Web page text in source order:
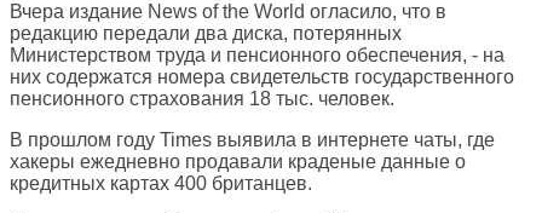
Вчера издание News of the World огласило, что в
редакцию передали два диска, потерянных
Министерством труда и пенсионного обеспечения, - на
них содержатся номера свидетельств государственного
пенсионного страхования 18 тыс. человек.
В прошлом году Times выявила в интернете чаты, где
хакеры ежедневно продавали краденые данные о
кредитных картах 400 британцев.